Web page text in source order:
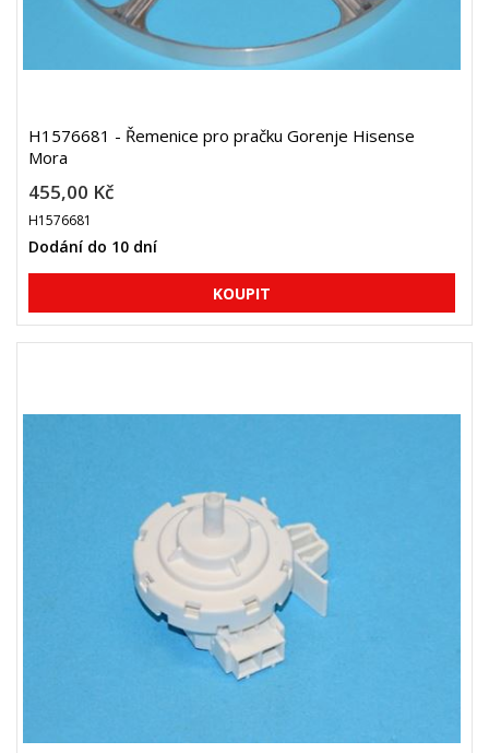
H1576681 - Řemenice pro pračku Gorenje Hisense
Mora
455,00 Kč
H1576681
Dodání do 10 dní